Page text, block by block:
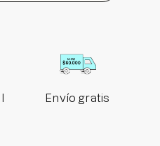
Envío gratis